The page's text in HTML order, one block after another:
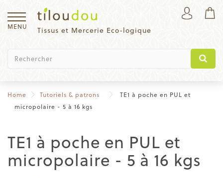
Tissus et Mercerie Eco-logique
MENU
Home Tutoriels & patrons
TE1 à poche en PUL et
micropolaire - 5 à 16 kgs
TE1 à poche en PUL et
micropolaire - 5 à 16 kgs